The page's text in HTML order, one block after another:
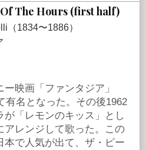
The Hours (first half)
（1834〜1886）
ー映画「ファンタジア」
有名となった。その後1962
「レモンのキッス」とし
アレンジして歌った。この
本で人気が出て、ザ・ピー